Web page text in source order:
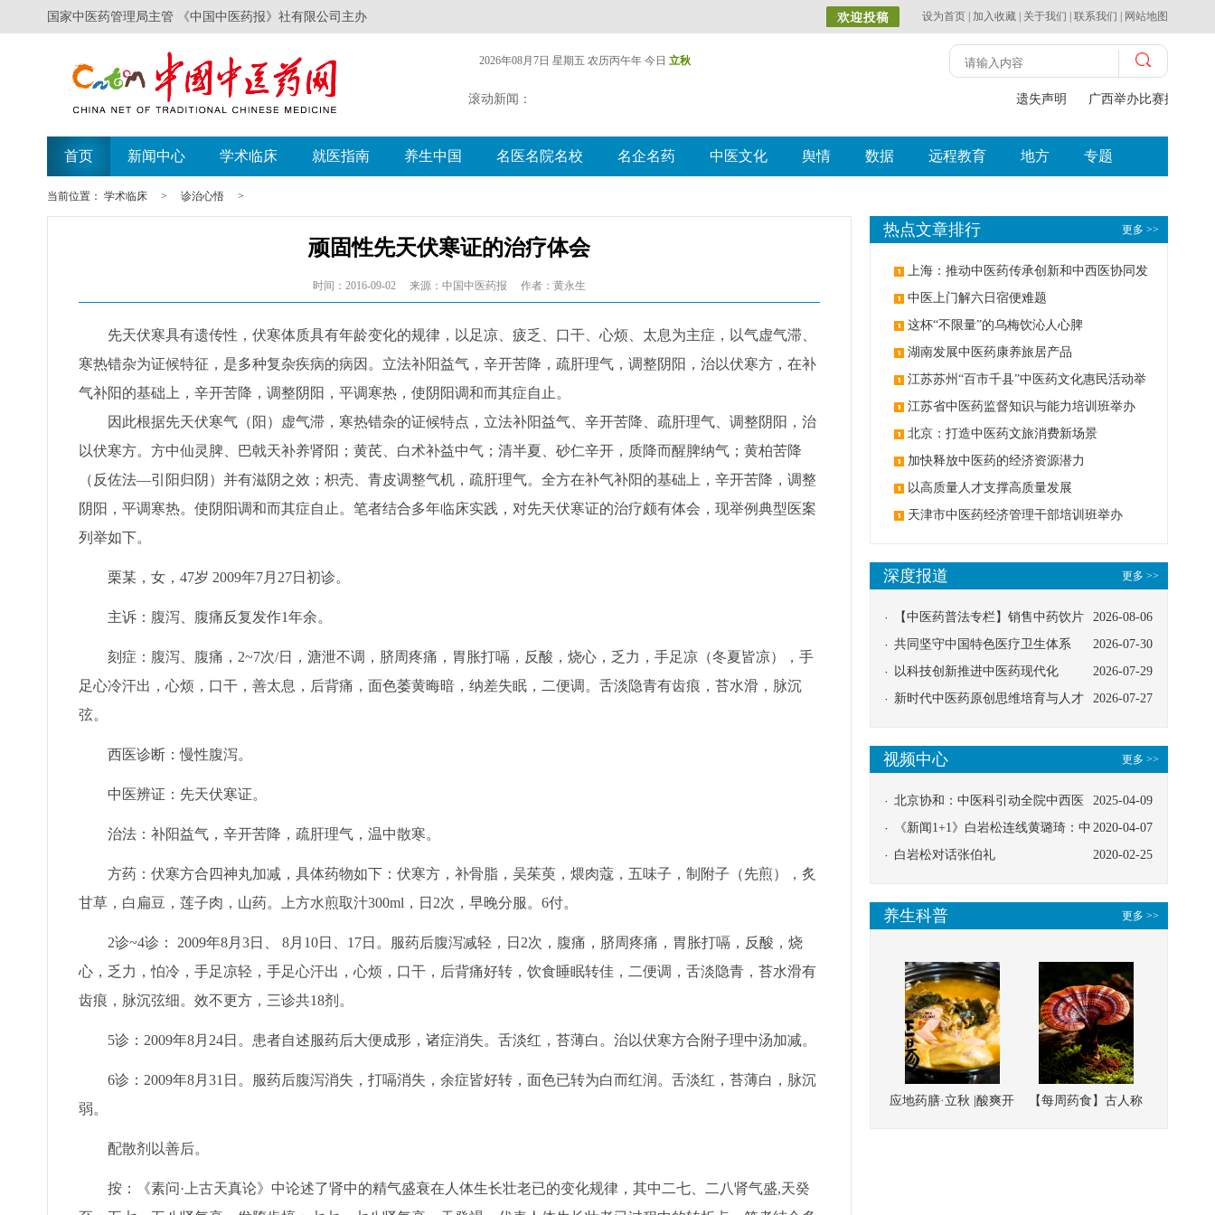
国家中医药管理局主管 《中国中医药报》社有限公司主办 设为首页 加入收藏 关于我们 联系我们 网站地图
2026年08月7日 星期五 农历丙午年 今日 立秋
滚动新闻： 遗失声明 广西举办比赛探索中
首页 新闻中心 学术临床 就医指南 养生中国 名医名院名校 名企名药 中医文化 舆情 数据 远程教育 地方 专题
当前位置： 学术临床 > 诊治心悟 >
顽固性先天伏寒证的治疗体会
时间：2016-09-02 来源：中国中医药报 作者：黄永生
先天伏寒具有遗传性，伏寒体质具有年龄变化的规律，以足凉、疲乏、口干、心烦、太息为主症，以气虚气滞、
寒热错杂为证候特征，是多种复杂疾病的病因。立法补阳益气，辛开苦降，疏肝理气，调整阴阳，治以伏寒方，在补
气补阳的基础上，辛开苦降，调整阴阳，平调寒热，使阴阳调和而其症自止。
因此根据先天伏寒气（阳）虚气滞，寒热错杂的证候特点，立法补阳益气、辛开苦降、疏肝理气、调整阴阳，治
以伏寒方。方中仙灵脾、巴戟天补养肾阳；黄芪、白术补益中气；清半夏、砂仁辛开，质降而醒脾纳气；黄柏苦降
（反佐法—引阳归阴）并有滋阴之效；枳壳、青皮调整气机，疏肝理气。全方在补气补阳的基础上，辛开苦降，调整
阴阳，平调寒热。使阴阳调和而其症自止。笔者结合多年临床实践，对先天伏寒证的治疗颇有体会，现举例典型医案
列举如下。
栗某，女，47岁 2009年7月27日初诊。
主诉：腹泻、腹痛反复发作1年余。
刻症：腹泻、腹痛，2~7次/日，溏泄不调，脐周疼痛，胃胀打嗝，反酸，烧心，乏力，手足凉（冬夏皆凉），手
足心冷汗出，心烦，口干，善太息，后背痛，面色萎黄晦暗，纳差失眠，二便调。舌淡隐青有齿痕，苔水滑，脉沉
弦。
西医诊断：慢性腹泻。
中医辨证：先天伏寒证。
治法：补阳益气，辛开苦降，疏肝理气，温中散寒。
方药：伏寒方合四神丸加减，具体药物如下：伏寒方，补骨脂，吴茱萸，煨肉蔻，五味子，制附子（先煎），炙
甘草，白扁豆，莲子肉，山药。上方水煎取汁300ml，日2次，早晚分服。6付。
2诊~4诊： 2009年8月3日、 8月10日、17日。服药后腹泻减轻，日2次，腹痛，脐周疼痛，胃胀打嗝，反酸，烧
心，乏力，怕冷，手足凉轻，手足心汗出，心烦，口干，后背痛好转，饮食睡眠转佳，二便调，舌淡隐青，苔水滑有
齿痕，脉沉弦细。效不更方，三诊共18剂。
5诊：2009年8月24日。患者自述服药后大便成形，诸症消失。舌淡红，苔薄白。治以伏寒方合附子理中汤加减。
6诊：2009年8月31日。服药后腹泻消失，打嗝消失，余症皆好转，面色已转为白而红润。舌淡红，苔薄白，脉沉
弱。
配散剂以善后。
按：《素问·上古天真论》中论述了肾中的精气盛衰在人体生长壮老已的变化规律，其中二七、二八肾气盛,天癸
更多 >>
热点文章排行
上海：推动中医药传承创新和中西医协同发
展 中医上门解六日宿便难题
这杯“不限量”的乌梅饮沁人心脾
湖南发展中医药康养旅居产品
江苏苏州“百市千县”中医药文化惠民活动举
办 江苏省中医药监督知识与能力培训班举办
北京：打造中医药文旅消费新场景
加快释放中医药的经济资源潜力
以高质量人才支撑高质量发展
天津市中医药经济管理干部培训班举办
更多 >>
深度报道
2026-08-06
【中医药普法专栏】销售中药饮片
应告知煎服方法及注意事项
2026-07-30
共同坚守中国特色医疗卫生体系
2026-07-29
以科技创新推进中医药现代化
2026-07-27
新时代中医药原创思维培育与人才
更多 >>
视频中心
2025-04-09
北京协和：中医科引动全院中西医
协同
2020-04-07
《新闻1+1》白岩松连线黄璐琦：中
医救治的临床效果
2020-02-25
白岩松对话张伯礼
更多 >>
养生科普
应地药膳·立秋 |酸爽开
【每周药食】古人称